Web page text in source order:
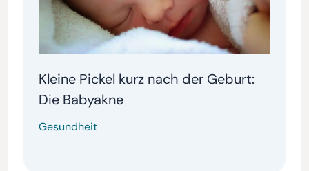
Kleine Pickel kurz nach der Geburt:
Die Babyakne
Gesundheit